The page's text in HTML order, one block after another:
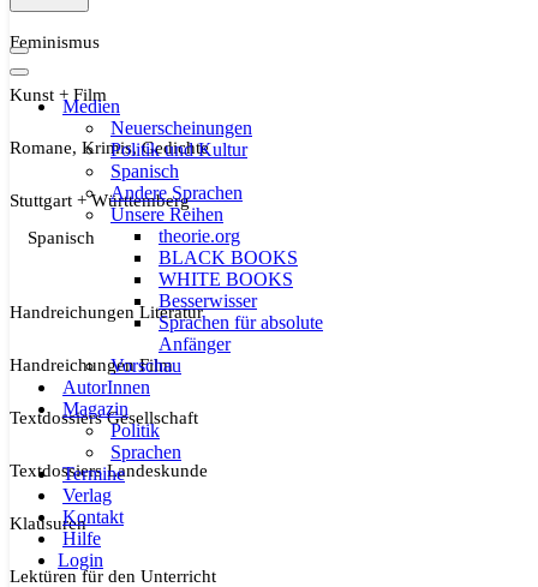
Navigationsmenü
Navigationsmenü
Medien
Neuerscheinungen
Politik und Kultur
Spanisch
Andere Sprachen
Unsere Reihen
theorie.org
BLACK BOOKS
WHITE BOOKS
Besserwisser
Sprachen für absolute
Anfänger
Vorschau
AutorInnen
Magazin
Politik
Sprachen
Termine
Verlag
Kontakt
Hilfe
Login
Feminismus
Kunst + Film
Romane, Krimis, Gedichte
Stuttgart + Württemberg
Spanisch
Handreichungen Literatur
Handreichungen Film
Textdossiers Gesellschaft
Textdossiers Landeskunde
Klausuren
Lektüren für den Unterricht